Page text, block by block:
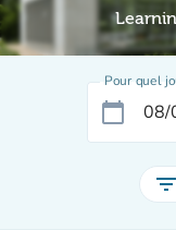
Pour quel
calendar_today
filter_list